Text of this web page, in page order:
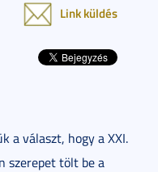
Link küldés
a választ, hogy a XXI.
szerepet tölt be a